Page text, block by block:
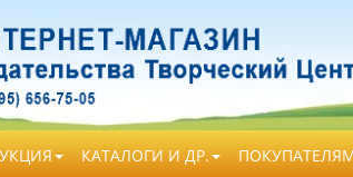
КАТАЛОГИ И ДР.